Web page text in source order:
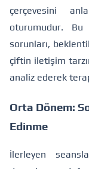
çerçevesini
oturumudur. Bu
sorunları,
çiftin iletişim
analiz ederek
Orta Dönem:
Edinme
İlerleyen